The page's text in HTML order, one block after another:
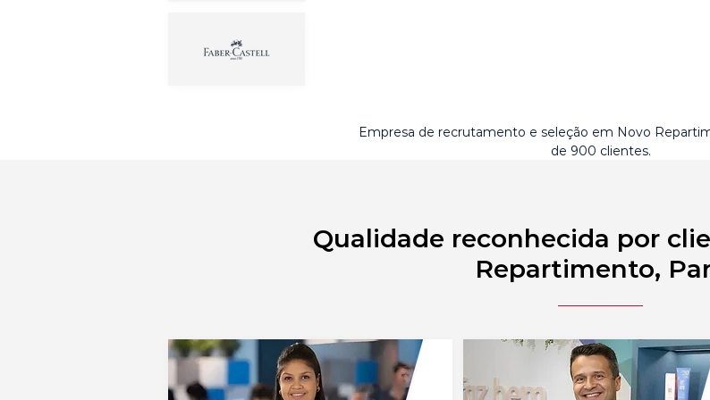
Empresa de recrutamento e seleção em Novo
de 900 clientes.
Qualidade reconhecida por
Repartimento,